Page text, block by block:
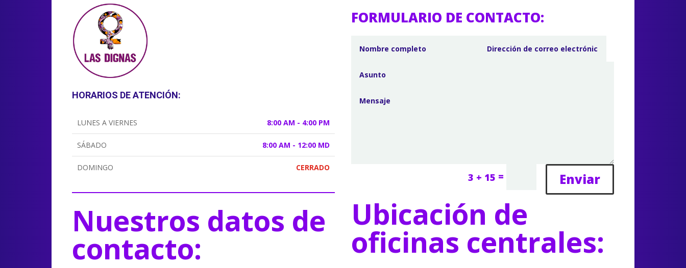
HORARIOS DE ATENCIÓN:
LUNES A VIERNES 8:00 AM - 4:00 PM
SÁBADO 8:00 AM - 12:00 MD
DOMINGO CERRADO
Nuestros datos de
contacto:
FORMULARIO DE CONTACTO:
3 + 15 = Enviar
Ubicación de
oficinas centrales: